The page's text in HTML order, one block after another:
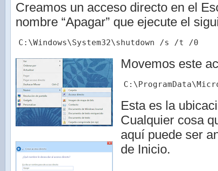
Creamos un acceso directo en el
nombre “Apagar” que ejecute el
C:\Windows\System32\shutdown /s /t /0
Movemos este
Esta es la
Cualquier cosa
aquí puede ser
de Inicio.